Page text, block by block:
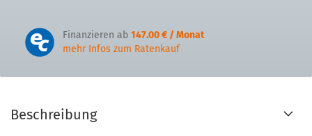
Finanzieren ab 147.00 € / Monat
mehr Infos zum Ratenkauf
Beschreibung